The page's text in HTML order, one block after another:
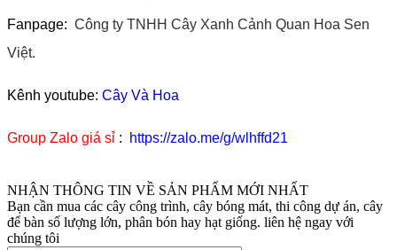
Fanpage: Công ty TNHH Cây Xanh Cảnh Quan Hoa Sen
Việt.
Kênh youtube: Cây Và Hoa
Group Zalo giá sỉ : https://zalo.me/g/wlhffd21
NHẬN THÔNG TIN VỀ SẢN PHẨM MỚI NHẤT
Bạn cần mua các cây công trình, cây bóng mát, thi công dự án, cây
để bàn số lượng lớn, phân bón hay hạt giống. liên hệ ngay với
chúng tôi